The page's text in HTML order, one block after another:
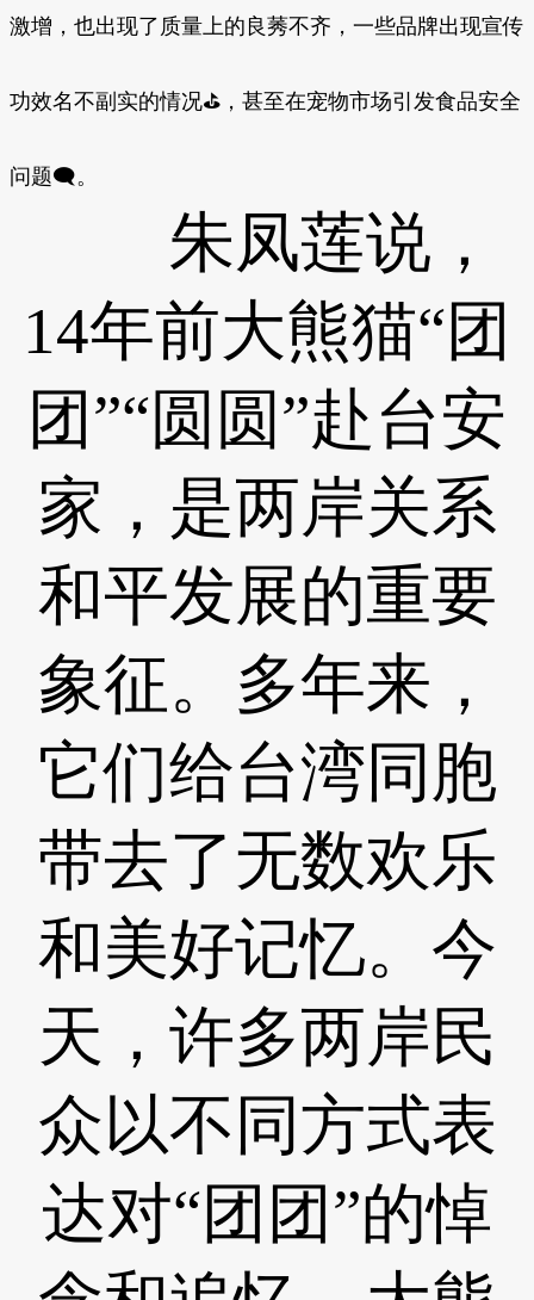
激增，也出现了质量上的良莠不齐，一些品牌出现宣传
功效名不副实的情况⛳，甚至在宠物市场引发食品安全
问题🗨。
朱凤莲说，
14年前大熊猫“团
团”“圆圆”赴台安
家，是两岸关系
和平发展的重要
象征。多年来，
它们给台湾同胞
带去了无数欢乐
和美好记忆。今
天，许多两岸民
众以不同方式表
达对“团团”的悼